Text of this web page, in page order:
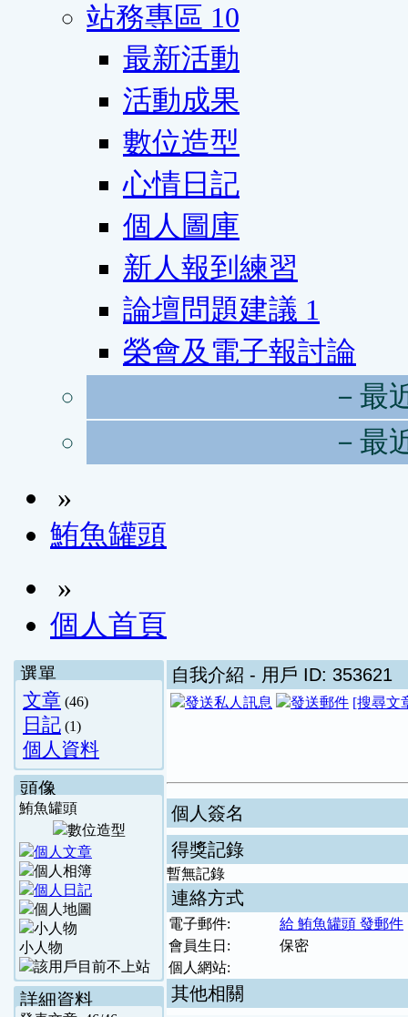
站務專區 10
最新活動
活動成果
數位造型
心情日記
個人圖庫
新人報到練習
論壇問題建議 1
榮會及電子報討論
－最
－最
»
鮪魚罐頭
»
個人首頁
選單
文章 (46)
日記 (1)
個人資料
頭像
鮪魚罐頭
小人物
詳細資料
自我介紹 - 用戶 ID: 353621
[搜尋文
個人簽名
得獎記錄
暫無記錄
連絡方式
電子郵件:
給 鮪魚罐頭 發郵件
會員生日:
保密
個人網站:
其他相關